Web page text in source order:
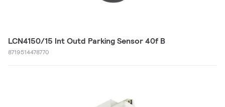
LCN4150/15 Int Outd Parking Sensor 40f B
8719514478770